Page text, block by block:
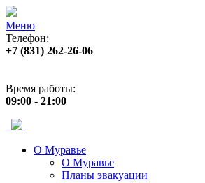
Меню
Телефон:
+7 (831) 262-26-06
Время работы:
09:00 - 21:00
О Муравье
О Муравье
Планы эвакуации